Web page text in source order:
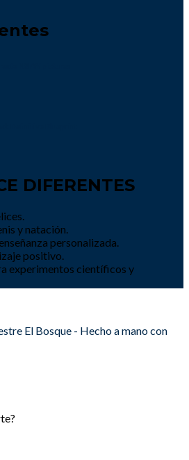
DIFERENTES
y natación.
personalizada.
positivo.
experimentos científicos y
El Bosque - Hecho a mano con